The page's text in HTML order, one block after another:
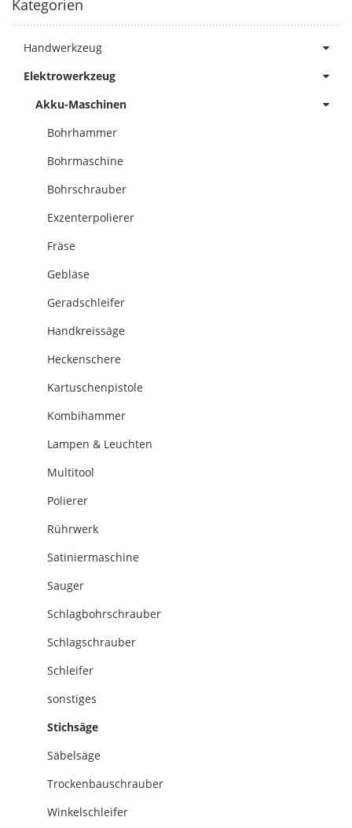
Kategorien
Handwerkzeug
Elektrowerkzeug
Akku-Maschinen
Bohrhammer
Bohrmaschine
Bohrschrauber
Exzenterpolierer
Fräse
Gebläse
Geradschleifer
Handkreissäge
Heckenschere
Kartuschenpistole
Kombihammer
Lampen & Leuchten
Multitool
Polierer
Rührwerk
Satiniermaschine
Sauger
Schlagbohrschrauber
Schlagschrauber
Schleifer
sonstiges
Stichsäge
Säbelsäge
Trockenbauschrauber
Winkelschleifer